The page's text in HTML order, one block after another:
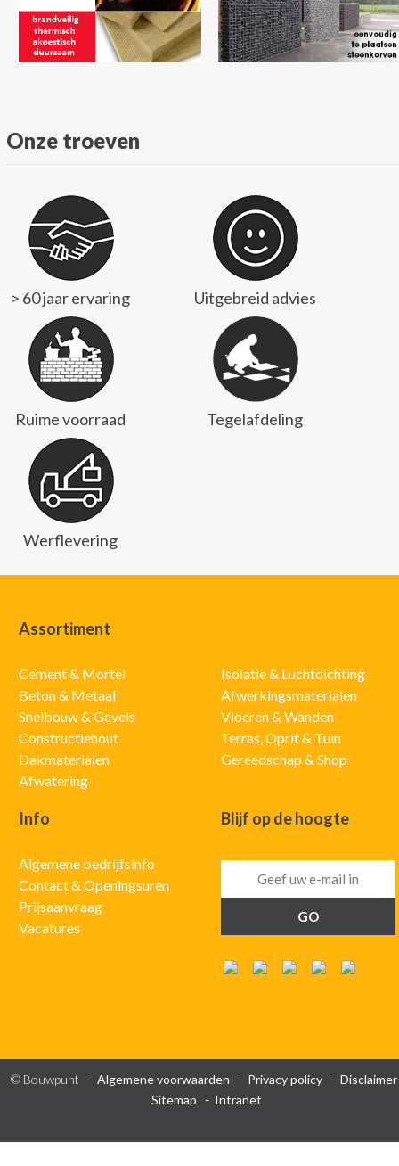
Onze troeven
> 60 jaar ervaring Uitgebreid advies
Ruime voorraad Tegelafdeling
Werflevering
Assortiment
Cement & Mortel
Beton & Metaal
Snelbouw & Gevels
Constructiehout
Dakmaterialen
Afwatering
Isolatie & Luchtdichting
Afwerkingsmaterialen
Vloeren & Wanden
Terras, Oprit & Tuin
Gereedschap & Shop
Info
Algemene bedrijfsinfo
Contact & Openingsuren
Prijsaanvraag
Vacatures
Blijf op de hoogte
© Bouwpunt Algemene voorwaarden Privacy policy
Disclaimer
Sitemap
Intranet